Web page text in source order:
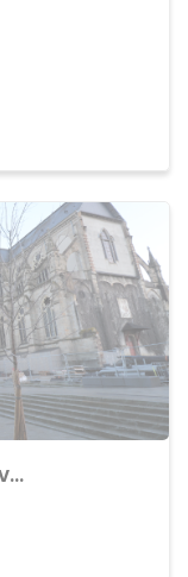
Achat Appartement centre ville